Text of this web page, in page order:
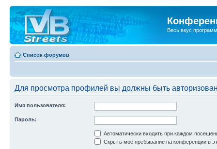
Весь вкус
Список форумов
Для просмотра профилей вы должны быть
Имя пользователя:
Пароль:
Автоматически входить при каждом
Скрыть моё пребывание на конференции в